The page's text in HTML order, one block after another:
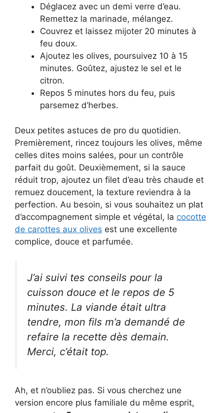
Déglacez avec un demi verre d’eau.
Remettez la marinade, mélangez.
Couvrez et laissez mijoter 20 minutes à
feu doux.
Ajoutez les olives, poursuivez 10 à 15
minutes. Goûtez, ajustez le sel et le
citron.
Repos 5 minutes hors du feu, puis
parsemez d’herbes.
Deux petites astuces de pro du quotidien.
Premièrement, rincez toujours les olives, même
celles dites moins salées, pour un contrôle
parfait du goût. Deuxièmement, si la sauce
réduit trop, ajoutez un filet d’eau très chaude et
remuez doucement, la texture reviendra à la
perfection. Au besoin, si vous souhaitez un plat
d’accompagnement simple et végétal, la cocotte
de carottes aux olives est une excellente
complice, douce et parfumée.
J’ai suivi tes conseils pour la
cuisson douce et le repos de 5
minutes. La viande était ultra
tendre, mon fils m’a demandé de
refaire la recette dès demain.
Merci, c’était top.
Ah, et n’oubliez pas. Si vous cherchez une
version encore plus familiale du même esprit,